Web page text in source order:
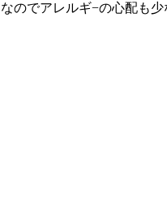
なのでアレルギ−の心配も